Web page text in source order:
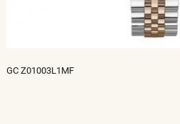
GC Z01003L1MF